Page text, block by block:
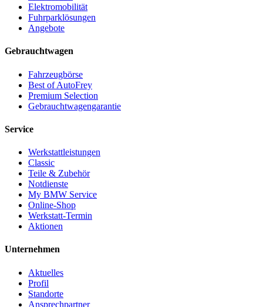
Elektromobilität
Fuhrparklösungen
Angebote
Gebrauchtwagen
Fahrzeugbörse
Best of AutoFrey
Premium Selection
Gebrauchtwagengarantie
Service
Werkstattleistungen
Classic
Teile & Zubehör
Notdienste
My BMW Service
Online-Shop
Werkstatt-Termin
Aktionen
Unternehmen
Aktuelles
Profil
Standorte
Ansprechpartner